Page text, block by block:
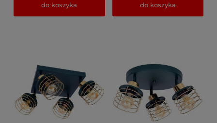
do koszyka do koszyka